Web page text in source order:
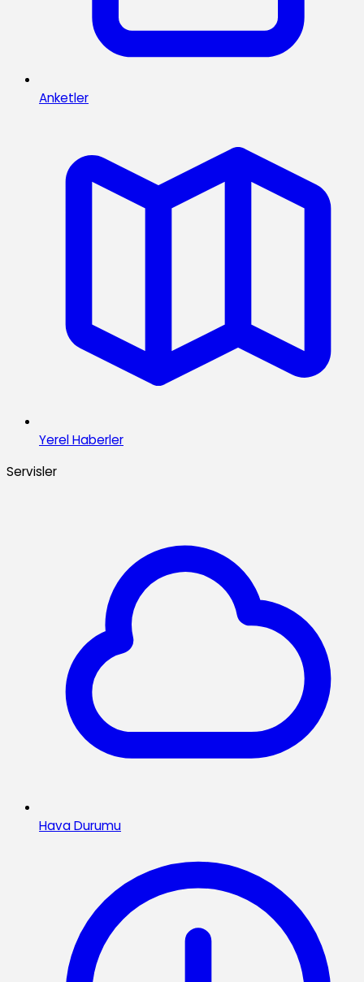
Anketler
Yerel Haberler
Servisler
Hava Durumu